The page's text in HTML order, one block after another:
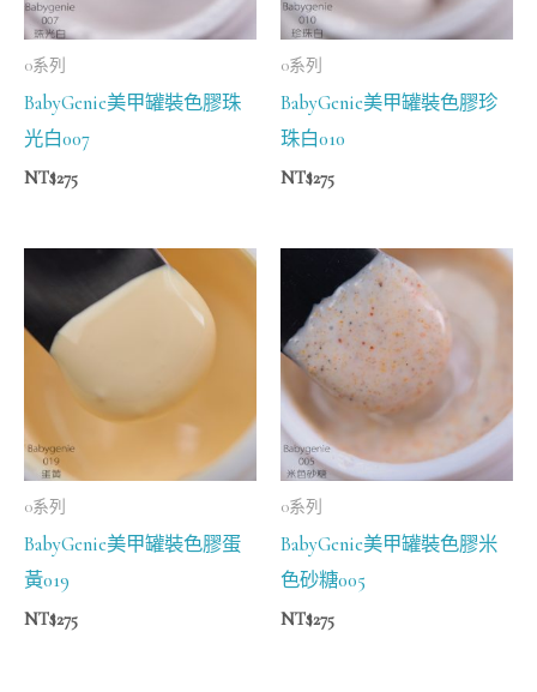
0系列
BabyGenie美甲罐裝色膠珠
光白007
NT$275
0系列
BabyGenie美甲罐裝色膠珍
珠白010
NT$275
0系列
BabyGenie美甲罐裝色膠蛋
黃019
NT$275
0系列
BabyGenie美甲罐裝色膠米
色砂糖005
NT$275